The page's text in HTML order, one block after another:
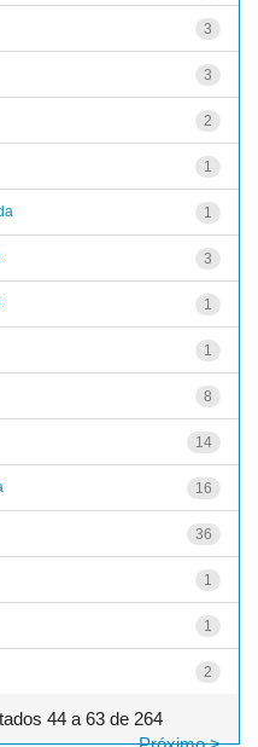
3
3
2
1
1
3
1
1
8
14
16
36
1
1
2
44 a 63 de 264